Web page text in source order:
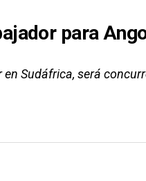
para
Sudáfrica, será